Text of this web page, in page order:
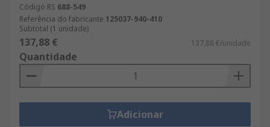
Código RS 688-549
Referência do fabricante 125037-940-410
Subtotal (1 unidade)
137,88 € 137,88 €/unidade
Quantidade
Adicionar